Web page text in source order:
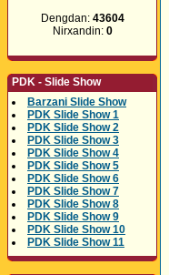
Dengdan: 43604
Nirxandin: 0
PDK - Slide Show
Barzani Slide Show
PDK Slide Show 1
PDK Slide Show 2
PDK Slide Show 3
PDK Slide Show 4
PDK Slide Show 5
PDK Slide Show 6
PDK Slide Show 7
PDK Slide Show 8
PDK Slide Show 9
PDK Slide Show 10
PDK Slide Show 11